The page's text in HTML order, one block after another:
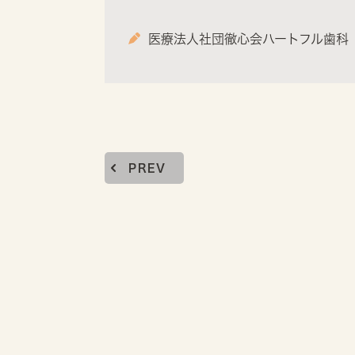
医療法人社団徹心会ハートフル歯科
PREV